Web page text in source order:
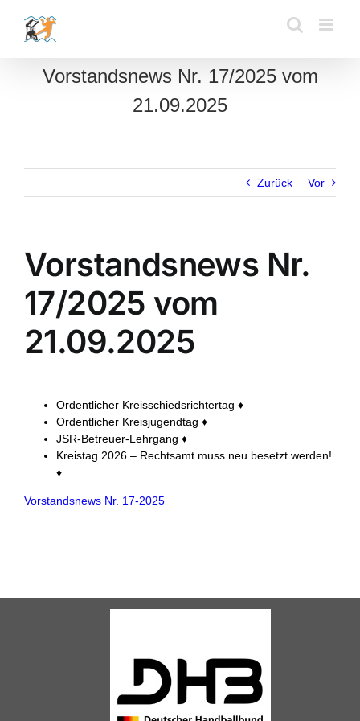
Inhalt
springen
Vorstandsnews Nr. 17/2025 vom
21.09.2025
Zurück Vor
Vorstandsnews Nr.
17/2025 vom
21.09.2025
Ordentlicher Kreisschiedsrichtertag ♦
Ordentlicher Kreisjugendtag ♦
JSR-Betreuer-Lehrgang ♦
Kreistag 2026 – Rechtsamt muss neu besetzt werden!
♦
Vorstandsnews Nr. 17-2025